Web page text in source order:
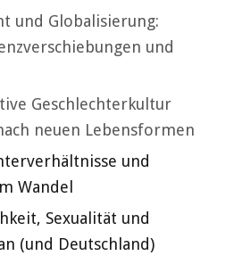
und Globalisierung:
und
Geschlechterkultur
neuen Lebensformen
und
Wandel
Sexualität und
(und Deutschland)